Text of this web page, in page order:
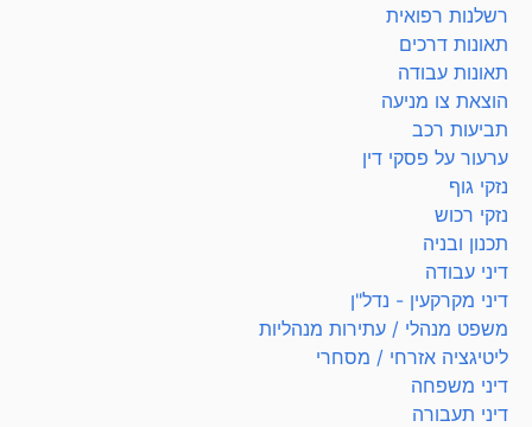
רשלנות רפואית
תאונות דרכים
תאונות עבודה
הוצאת צו מניעה
תביעות רכב
ערעור על פסקי דין
נזקי גוף
נזקי רכוש
תכנון ובניה
דיני עבודה
דיני מקרקעין - נדל"ן
משפט מנהלי / עתירות מנהליות
ליטיגציה אזרחי / מסחרי
דיני משפחה
דיני תעבורה